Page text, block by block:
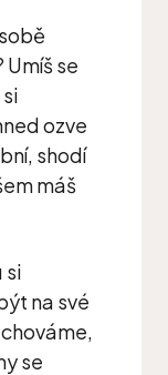
se
ozve
shodí
máš
si
na své
se